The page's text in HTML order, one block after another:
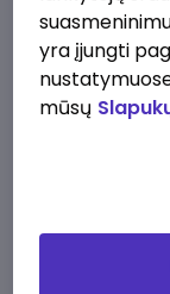
Pridėti naują
yra įjungti
mūsų